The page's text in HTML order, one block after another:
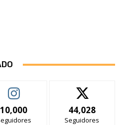
10,000 44,028
Seguidores